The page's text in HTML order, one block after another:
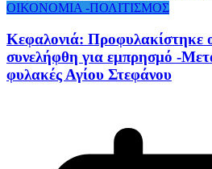
ΟΙΚΟΝΟΜΙΑ -ΠΟΛΙΤΙΣΜΟΣ
Κεφαλονιά: Προφυλακίστηκε
συνελήφθη για εμπρησμό -
φυλακές Αγίου Στεφάνου